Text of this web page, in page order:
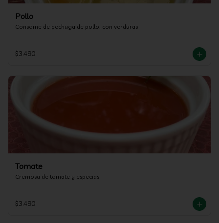
Pollo
Consome de pechuga de pollo, con verduras
$3.490
Tomate
Cremosa de tomate y especias
$3.490